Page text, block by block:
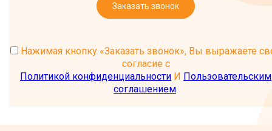
Заказать звонок
Нажимая кнопку «Заказать звонок», Вы выражаете
согласие с
Политикой конфиденциальности И Пользовательским
соглашением.